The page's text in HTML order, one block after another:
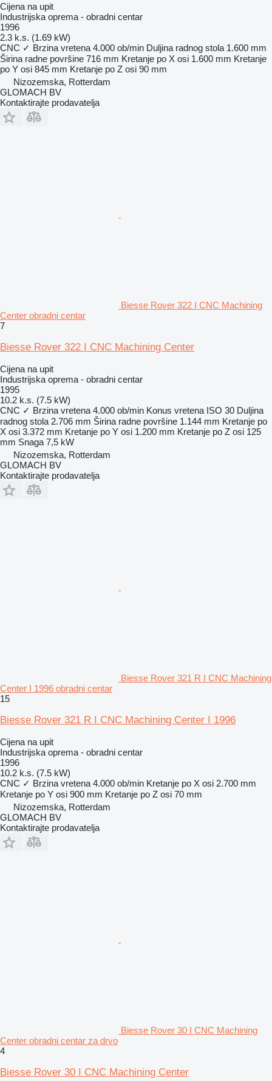
Cijena na upit
Industrijska oprema - obradni centar
1996
2.3 k.s. (1.69 kW)
CNC ✓ Brzina vretena 4.000 ob/min Duljina radnog stola 1.600 mm
Širina radne površine 716 mm Kretanje po X osi 1.600 mm Kretanje
po Y osi 845 mm Kretanje po Z osi 90 mm
Nizozemska, Rotterdam
GLOMACH BV
Kontaktirajte prodavatelja
Biesse Rover 322 I CNC Machining
Center obradni centar
7
Biesse Rover 322 I CNC Machining Center
Cijena na upit
Industrijska oprema - obradni centar
1995
10.2 k.s. (7.5 kW)
CNC ✓ Brzina vretena 4.000 ob/min Konus vretena ISO 30 Duljina
radnog stola 2.706 mm Širina radne površine 1.144 mm Kretanje po
X osi 3.372 mm Kretanje po Y osi 1.200 mm Kretanje po Z osi 125
mm Snaga 7,5 kW
Nizozemska, Rotterdam
GLOMACH BV
Kontaktirajte prodavatelja
Biesse Rover 321 R I CNC Machining
Center I 1996 obradni centar
15
Biesse Rover 321 R I CNC Machining Center I 1996
Cijena na upit
Industrijska oprema - obradni centar
1996
10.2 k.s. (7.5 kW)
CNC ✓ Brzina vretena 4.000 ob/min Kretanje po X osi 2.700 mm
Kretanje po Y osi 900 mm Kretanje po Z osi 70 mm
Nizozemska, Rotterdam
GLOMACH BV
Kontaktirajte prodavatelja
Biesse Rover 30 I CNC Machining
Center obradni centar za drvo
4
Biesse Rover 30 I CNC Machining Center